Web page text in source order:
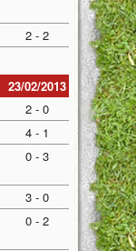
2 - 2
23/02/2013
2 - 0
4 - 1
0 - 3
3 - 0
0 - 2